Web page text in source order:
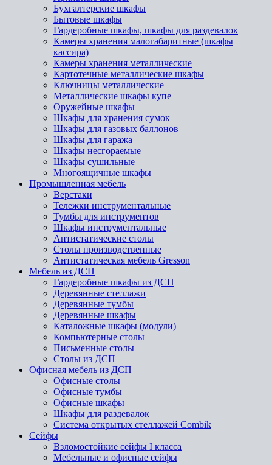
Бухгалтерские шкафы
Бытовые шкафы
Гардеробные шкафы, шкафы для раздевалок
Камеры хранения малогабаритные (шкафы
кассира)
Камеры хранения металлические
Картотечные металлические шкафы
Ключницы металлические
Металлические шкафы купе
Оружейные шкафы
Шкафы для хранения сумок
Шкафы для газовых баллонов
Шкафы для гаража
Шкафы несгораемые
Шкафы сушильные
Многоящичные шкафы
Промышленная мебель
Верстаки
Тележки инструментальные
Тумбы для инструментов
Шкафы инструментальные
Антистатические столы
Столы производственные
Антистатическая мебель Gresson
Мебель из ДСП
Гардеробные шкафы из ДСП
Деревянные стеллажи
Деревянные тумбы
Деревянные шкафы
Каталожные шкафы (модули)
Компьютерные столы
Письменные столы
Столы из ДСП
Офисная мебель из ДСП
Офисные столы
Офисные тумбы
Офисные шкафы
Шкафы для раздевалок
Система открытых стеллажей Combik
Сейфы
Взломостойкие сейфы I класса
Мебельные и офисные сейфы